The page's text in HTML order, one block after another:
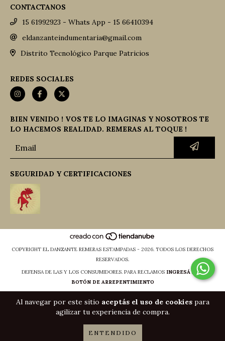
Al navegar por este sitio aceptás el uso de cookiespara
agilizar tu experiencia de compra.
ENTENDIDO
CONTACTANOS
15 61992923 - Whats App - 15 66410394
eldanzanteindumentaria@gmail.com
Distrito Tecnológico Parque Patricios
REDES SOCIALES
BIEN VENIDO ! VOS TE LO IMAGINAS Y NOSOTROS TE
LO HACEMOS REALIDAD. REMERAS AL TOQUE !
SEGURIDAD Y CERTIFICACIONES
COPYRIGHT EL DANZANTE REMERAS ESTAMPADAS - 2026. TODOS LOS DERECHOS
RESERVADOS.
DEFENSA DE LAS Y LOS CONSUMIDORES. PARA RECLAMOS INGRESÁ ACÁ.
BOTÓN DE ARREPENTIMIENTO